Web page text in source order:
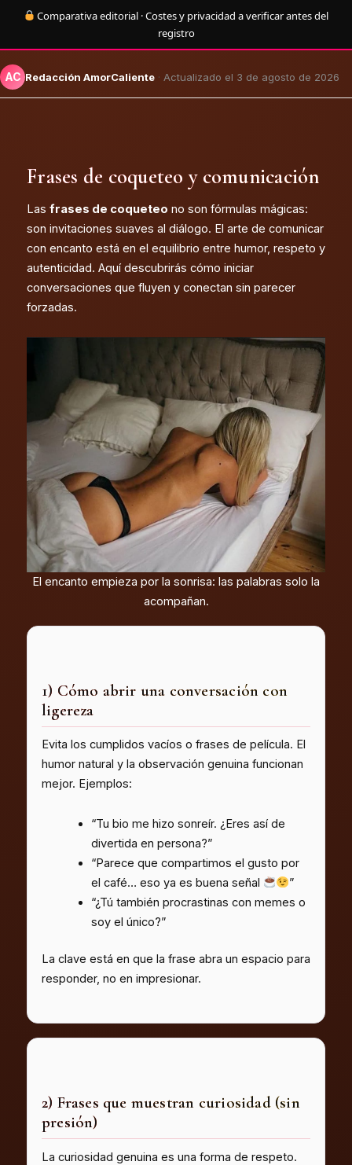
Comparativa editorial · Costes y privacidad a verificar antes del
registro
AC Redacción AmorCaliente · Actualizado el 3 de agosto de 2026
Frases de coqueteo y comunicación
Las frases de coqueteo no son fórmulas mágicas:
son invitaciones suaves al diálogo. El arte de comunicar
con encanto está en el equilibrio entre humor, respeto y
autenticidad. Aquí descubrirás cómo iniciar
conversaciones que fluyen y conectan sin parecer
forzadas.
El encanto empieza por la sonrisa: las palabras solo la
acompañan.
1) Cómo abrir una conversación con
ligereza
Evita los cumplidos vacíos o frases de película. El
humor natural y la observación genuina funcionan
mejor. Ejemplos:
“Tu bio me hizo sonreír. ¿Eres así de
divertida en persona?”
“Parece que compartimos el gusto por
el café… eso ya es buena señal
”
“¿Tú también procrastinas con memes o
soy el único?”
La clave está en que la frase abra un espacio para
responder, no en impresionar.
2) Frases que muestran curiosidad (sin
presión)
La curiosidad genuina es una forma de respeto.